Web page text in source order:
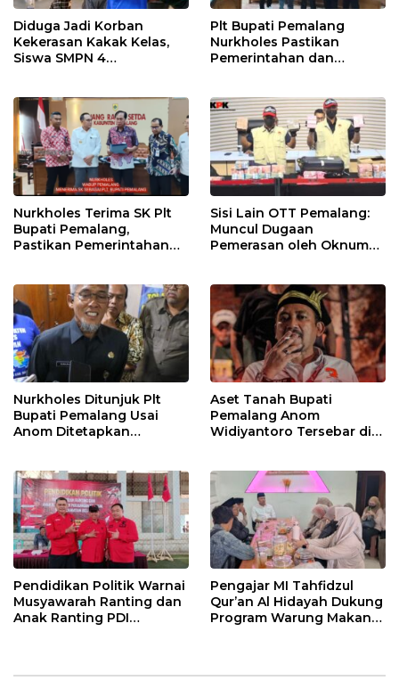
Diduga Jadi Korban
Kekerasan Kakak Kelas,
Siswa SMPN 4
Plt Bupati Pemalang
Nurkholes Pastikan
Pemerintahan dan
Nurkholes Terima SK Plt
Bupati Pemalang,
Pastikan Pemerintahan
Sisi Lain OTT Pemalang:
Muncul Dugaan
Pemerasan oleh Oknum
Nurkholes Ditunjuk Plt
Bupati Pemalang Usai
Anom Ditetapkan
Aset Tanah Bupati
Pemalang Anom
Widiyantoro Tersebar di
Pendidikan Politik Warnai
Musyawarah Ranting dan
Anak Ranting PDI
Pengajar MI Tahfidzul
Qur’an Al Hidayah Dukung
Program Warung Makan